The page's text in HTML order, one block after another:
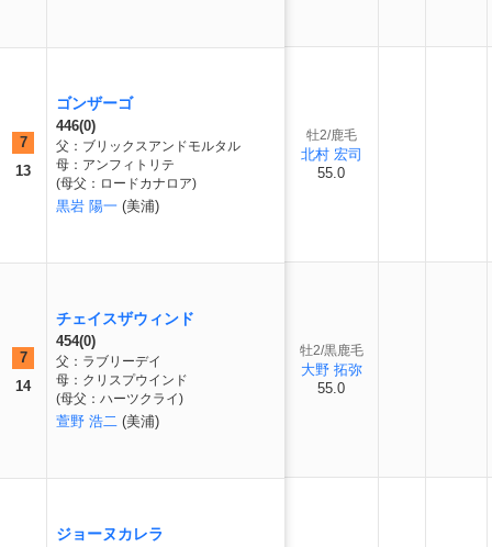
7
13
ゴンザーゴ
446(0)
父：ブリックスアンドモルタル
母：アンフィトリテ
(母父：ロードカナロア)
黒岩 陽一 (美浦)
7
14
チェイスザウィンド
454(0)
父：ラブリーデイ
母：クリスプウインド
(母父：ハーツクライ)
萱野 浩二 (美浦)
ジョーヌカレラ
牡2/鹿毛
北村 宏司
55.0
牡2/黒鹿毛
大野 拓弥
55.0